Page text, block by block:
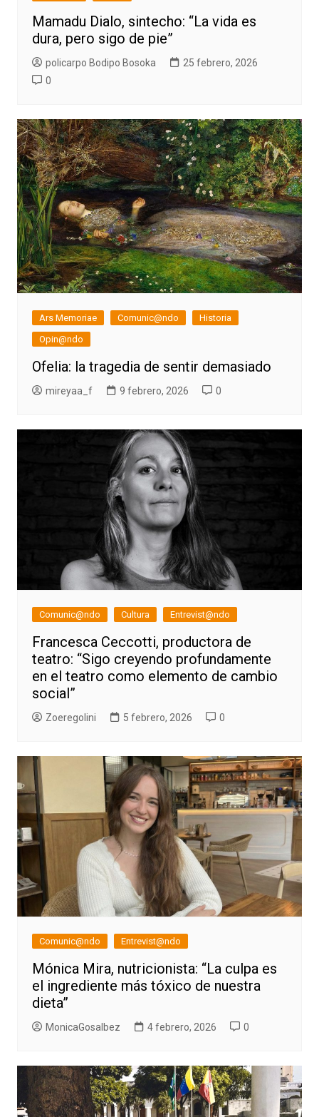
Mamadu Dialo, sintecho: “La vida es
dura, pero sigo de pie”
policarpo Bodipo Bosoka
25 febrero, 2026
0
Ars Memoriae Comunic@ndo
Historia
Opin@ndo
Ofelia: la tragedia de sentir demasiado
mireyaa_f 9 febrero, 2026 0
Comunic@ndo Cultura Entrevist@ndo
Francesca Ceccotti, productora de
teatro: “Sigo creyendo profundamente
en el teatro como elemento de cambio
social”
Zoeregolini 5 febrero, 2026 0
Comunic@ndo Entrevist@ndo
Mónica Mira, nutricionista: “La culpa es
el ingrediente más tóxico de nuestra
dieta”
MonicaGosalbez 4 febrero, 2026 0